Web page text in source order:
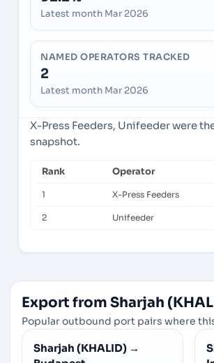
Latest month Mar 2026
NAMED OPERATORS TRACKED
2
Latest month Mar 2026
X-Press Feeders, Unifeeder were
snapshot.
Rank Operator
1 X-Press Feeders
2 Unifeeder
Export from Sharjah
Popular outbound port pairs where
Sharjah (KHALID) →